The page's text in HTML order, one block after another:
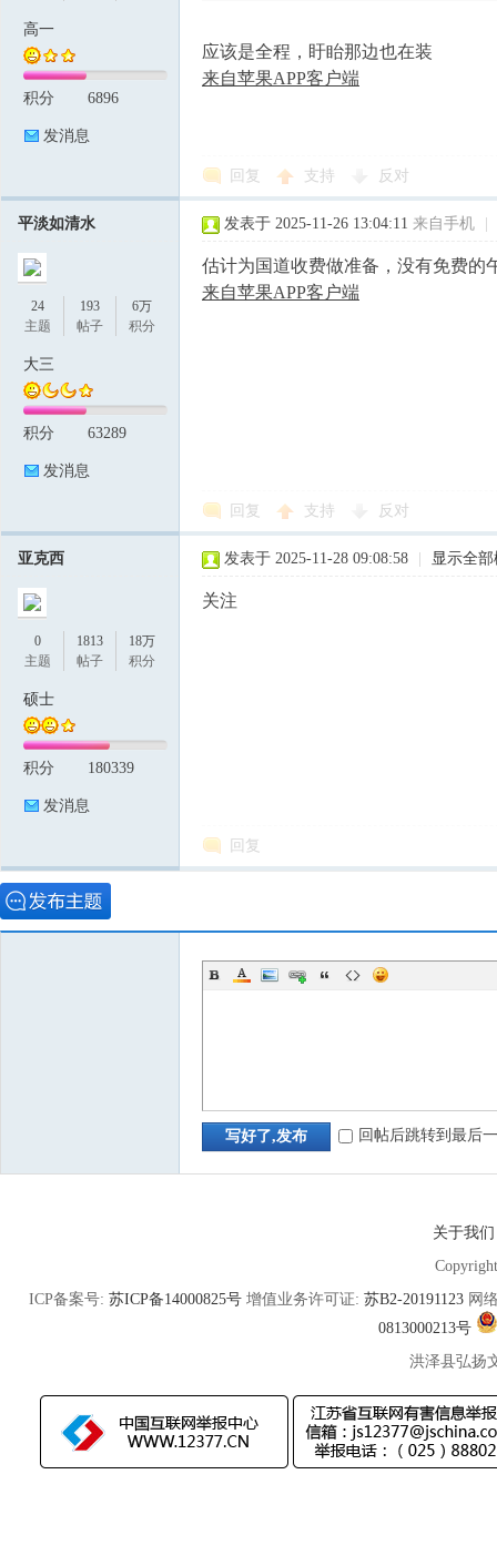
高一
积分 6896
发消息
应该是全程，盱眙那边也在装
来自苹果APP客户端
回复 支持 反对
平淡如清水
24
主题
193
帖子
6万
积分
大三
积分 63289
发消息
发表于 2025-11-26 13:04:11 来自手机
估计为国道收费做准备，没有免费的
来自苹果APP客户端
回复 支持 反对
亚克西
0
主题
1813
帖子
18万
积分
硕士
积分 180339
发消息
发表于 2025-11-28 09:08:58 显示全
关注
回复
写好了,发布 回帖后跳转到最后
关于我们
ICP备案号: 苏ICP备14000825号 增值业务许可证: 苏B2-20191123 网
0813000213号
洪泽县弘扬